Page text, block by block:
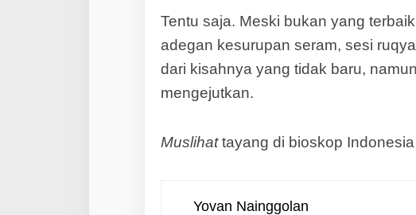
Tentu saja. Meski bukan yang
adegan kesurupan seram, sesi
dari kisahnya yang tidak baru,
mengejutkan.
Muslihattayang di bioskop
Yovan Nainggolan